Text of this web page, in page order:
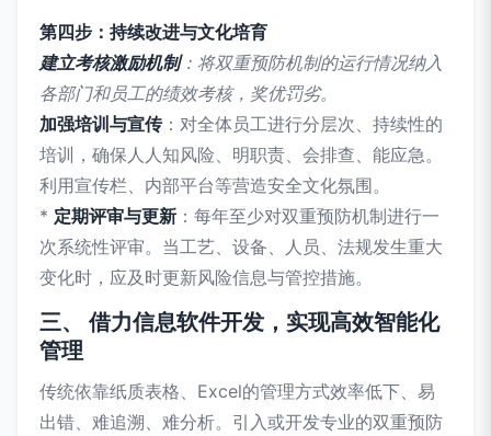
第四步：持续改进与文化培育
建立考核激励机制：将双重预防机制的运行情况纳入
各部门和员工的绩效考核，奖优罚劣。
加强培训与宣传：对全体员工进行分层次、持续性的
培训，确保人人知风险、明职责、会排查、能应急。
利用宣传栏、内部平台等营造安全文化氛围。
* 定期评审与更新 ：每年至少对双重预防机制进行一
次系统性评审。当工艺、设备、人员、法规发生重大
变化时，应及时更新风险信息与管控措施。
三、 借力信息软件开发，实现高效智能化
管理
传统依靠纸质表格、Excel的管理方式效率低下、易
出错、难追溯、难分析。引入或开发专业的双重预防